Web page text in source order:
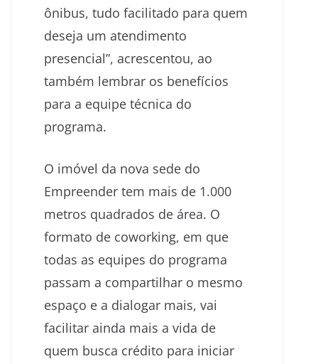
ônibus, tudo facilitado para quem
deseja um atendimento
presencial”, acrescentou, ao
também lembrar os benefícios
para a equipe técnica do
programa.
O imóvel da nova sede do
Empreender tem mais de 1.000
metros quadrados de área. O
formato de coworking, em que
todas as equipes do programa
passam a compartilhar o mesmo
espaço e a dialogar mais, vai
facilitar ainda mais a vida de
quem busca crédito para iniciar